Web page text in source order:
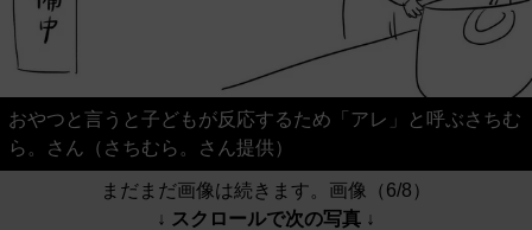
おやつと言うと子どもが反応するため「アレ」と呼ぶさちむ
ら。さん（さちむら。さん提供）
まだまだ画像は続きます。画像（6/8）
↓ スクロールで次の写真 ↓